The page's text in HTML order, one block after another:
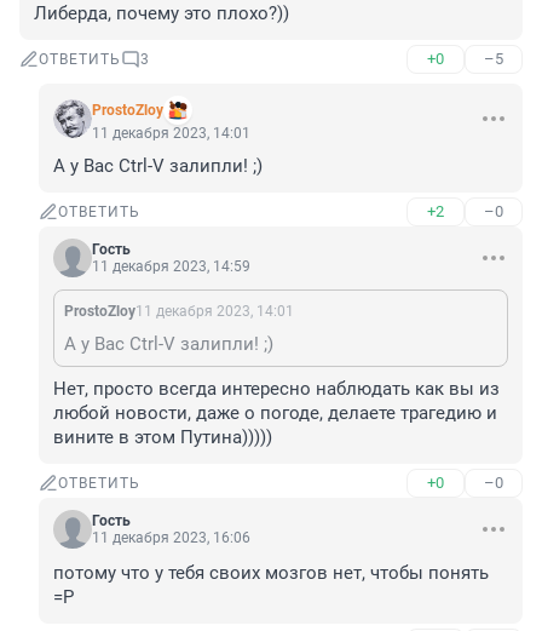
Либерда, почему это плохо?))
ОТВЕТИТЬ 3 +0 –5
ProstoZloy
11 декабря 2023, 14:01
А у Вас Ctrl-V залипли! ;)
ОТВЕТИТЬ +2 –0
Гость
11 декабря 2023, 14:59
ProstoZloy11 декабря 2023, 14:01
А у Вас Ctrl-V залипли! ;)
Нет, просто всегда интересно наблюдать как вы из
любой новости, даже о погоде, делаете трагедию и
вините в этом Путина)))))
ОТВЕТИТЬ +0 –0
Гость
11 декабря 2023, 16:06
потому что у тебя своих мозгов нет, чтобы понять
=Р